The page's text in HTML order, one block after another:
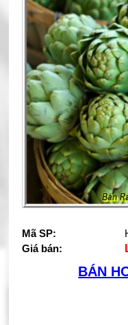
Mã SP:
Giá bán:
BÁN